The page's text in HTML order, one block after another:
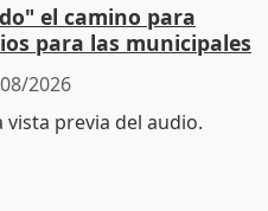
el camino para
para las municipales
2026